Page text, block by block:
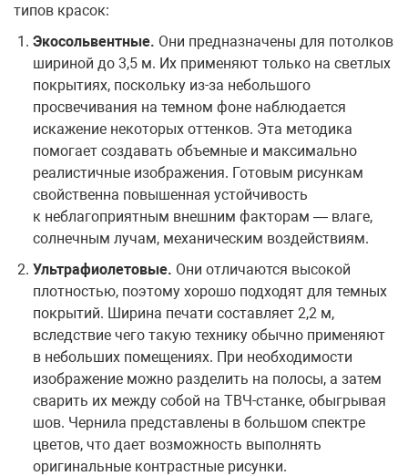
типов красок:
Экосольвентные. Они предназначены для потолков
шириной до 3,5 м. Их применяют только на светлых
покрытиях, поскольку из-за небольшого
просвечивания на темном фоне наблюдается
искажение некоторых оттенков. Эта методика
помогает создавать объемные и максимально
реалистичные изображения. Готовым рисункам
свойственна повышенная устойчивость
к неблагоприятным внешним факторам — влаге,
солнечным лучам, механическим воздействиям.
Ультрафиолетовые. Они отличаются высокой
плотностью, поэтому хорошо подходят для темных
покрытий. Ширина печати составляет 2,2 м,
вследствие чего такую технику обычно применяют
в небольших помещениях. При необходимости
изображение можно разделить на полосы, а затем
сварить их между собой на ТВЧ-станке, обыгрывая
шов. Чернила представлены в большом спектре
цветов, что дает возможность выполнять
оригинальные контрастные рисунки.